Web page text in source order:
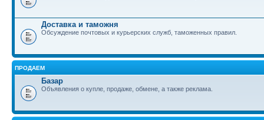
Доставка и таможня
Обсуждение почтовых и курьерских служб, таможенных правил.
ПРОДАЕМ
Базар
Объявления о купле, продаже, обмене, а также реклама.